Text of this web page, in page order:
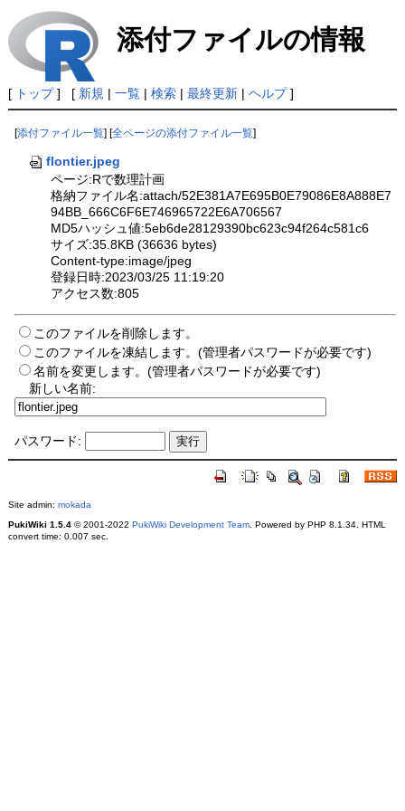
添付ファイルの情報
[ トップ] [ 新規 | 一覧| 検索| 最終更新| ヘルプ]
[添付ファイル一覧 ] [全ページの添付ファイル一覧
flontier.jpeg
ページ:Rで数理計画
格納ファイル名:attach/52E381A7E695B0E79086E8A888E7
94BB_666C6F6E746965722E6A706567
MD5ハッシュ値:5eb6de28129390bc623c94f264c581c6
サイズ:35.8KB (36636 bytes)
Content-type:image/jpeg
登録日時:2023/03/25 11:19:20
アクセス数:805
このファイルを削除します。
このファイルを凍結します。(管理者パスワードが必要です)
名前を変更します。(管理者パスワードが必要です)
新しい名前:
パスワード:
Site admin: mokada
PukiWiki 1.5.4© 2001-2022 PukiWiki Development Team. Powered by PHP 8.1.34. HTML
convert time: 0.007 sec.